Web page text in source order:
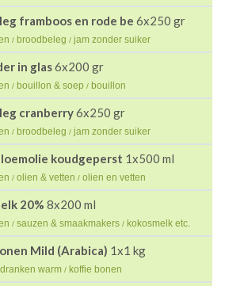
framboos en rode be 6x250 gr
/ broodbeleg / jam zonder suiker
in glas6x200 gr
/ bouillon & soep / bouillon
cranberry6x250 gr
/ broodbeleg / jam zonder suiker
koudgeperst 1x500 ml
/ olien & vetten / olien en vetten
20% 8x200 ml
/ sauzen & smaakmakers / kokosmelk etc.
Mild (Arabica) 1x1 kg
dranken warm / koffie bonen